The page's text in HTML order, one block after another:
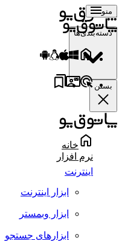
منو
دسته‌بندی‌ها
بستن
خانه
نرم افزار
اینترنت
ابزار اینترنت
ابزار وبمستر
ابزارهای جستجو